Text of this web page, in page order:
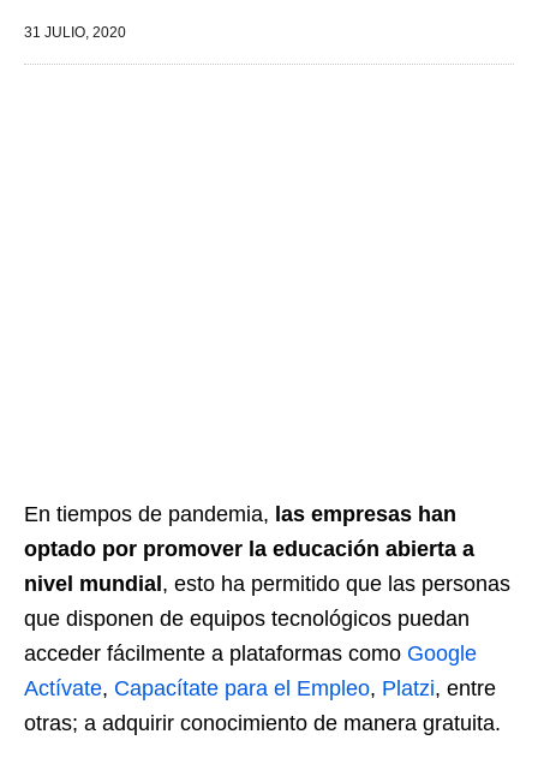
31 JULIO, 2020
En tiempos de pandemia, las empresas han
optado por promover la educación abierta a
nivel mundial , esto ha permitido que las personas
que disponen de equipos tecnológicos puedan
acceder fácilmente a plataformas como Google
Actívate, Capacítate para el Empleo, Platzi, entre
otras; a adquirir conocimiento de manera gratuita.